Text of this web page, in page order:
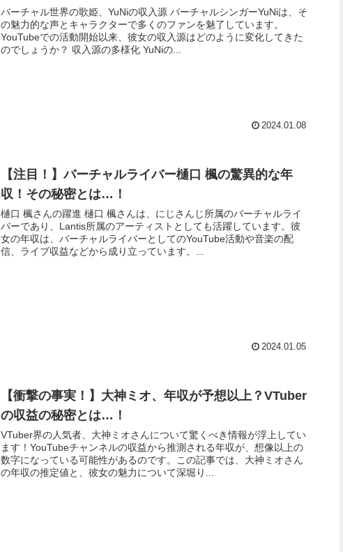
バーチャル世界の歌姫、YuNiの収入源 バーチャルシンガーYuNiは、そ
の魅力的な声とキャラクターで多くのファンを魅了しています。
YouTubeでの活動開始以来、彼女の収入源はどのように変化してきた
のでしょうか？ 収入源の多様化 YuNiの...
2024.01.08
【注目！】バーチャルライバー樋口 楓の驚異的な年
収！その秘密とは…！
樋口 楓さんの躍進 樋口 楓さんは、にじさんじ所属のバーチャルライ
バーであり、Lantis所属のアーティストとしても活躍しています。彼
女の年収は、バーチャルライバーとしてのYouTube活動や音楽の配
信、ライブ収益などから成り立っています。...
2024.01.05
【衝撃の事実！】大神ミオ、年収が予想以上？VTuber
の収益の秘密とは…！
VTuber界の人気者、大神ミオさんについて驚くべき情報が浮上してい
ます！YouTubeチャンネルの収益から推測される年収が、想像以上の
数字になっている可能性があるのです。この記事では、大神ミオさん
の年収の推定値と、彼女の魅力について深堀り...